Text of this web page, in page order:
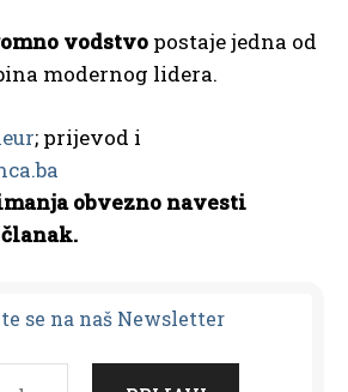
vodstvo postaje jedna od
modernog lidera.
; prijevod i
obvezno navesti
e se na naš Newsletter